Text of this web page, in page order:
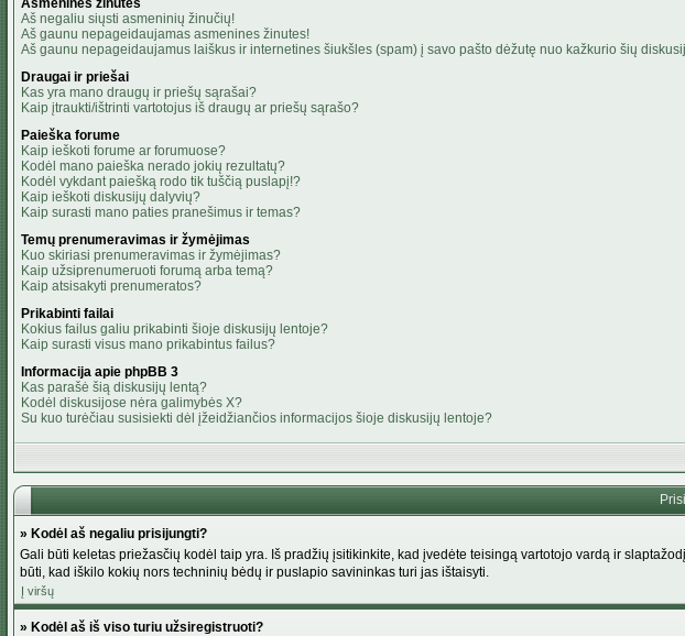
Asmeninės žinutės
Aš negaliu siųsti asmeninių žinučių!
Aš gaunu nepageidaujamas asmenines žinutes!
Aš gaunu nepageidaujamus laiškus ir internetines šiukšles (spam) į savo pašto dėžutę nuo kažkurio šių
Draugai ir priešai
Kas yra mano draugų ir priešų sąrašai?
Kaip įtraukti/ištrinti vartotojus iš draugų ar priešų sąrašo?
Paieška forume
Kaip ieškoti forume ar forumuose?
Kodėl mano paieška nerado jokių rezultatų?
Kodėl vykdant paiešką rodo tik tuščią puslapį!?
Kaip ieškoti diskusijų dalyvių?
Kaip surasti mano paties pranešimus ir temas?
Temų prenumeravimas ir žymėjimas
Kuo skiriasi prenumeravimas ir žymėjimas?
Kaip užsiprenumeruoti forumą arba temą?
Kaip atsisakyti prenumeratos?
Prikabinti failai
Kokius failus galiu prikabinti šioje diskusijų lentoje?
Kaip surasti visus mano prikabintus failus?
Informacija apie phpBB 3
Kas parašė šią diskusijų lentą?
Kodėl diskusijose nėra galimybės X?
Su kuo turėčiau susisiekti dėl įžeidžiančios informacijos šioje diskusijų lentoje?
» Kodėl aš negaliu prisijungti?
Gali būti keletas priežasčių kodėl taip yra. Iš pradžių įsitikinkite, kad įvedėte teisingą vartotojo vardą ir
būti, kad iškilo kokių nors techninių bėdų ir puslapio savininkas turi jas ištaisyti.
Į viršų
» Kodėl aš iš viso turiu užsiregistruoti?